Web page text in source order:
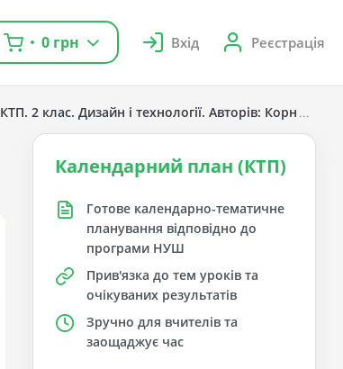
0 грн Вхід Реєстрація
КТП. 2 клас. Дизайн і технології. Авторів:
Календарний план (КТП)
Готове календарно-тематичне
планування відповідно до
програми НУШ
Прив'язка до тем уроків та
очікуваних результатів
Зручно для вчителів та
заощаджує час